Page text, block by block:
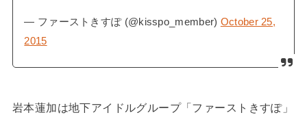
— ファーストきすぽ (@kisspo_member) October 25,
2015
岩本蓮加は地下アイドルグループ「ファーストきすぽ」